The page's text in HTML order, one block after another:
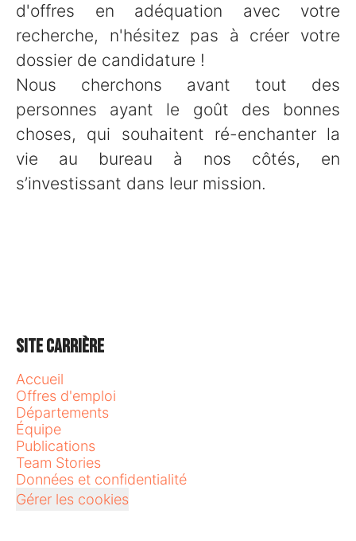
d'offres en adéquation avec votre
recherche, n'hésitez pas à créer votre
dossier de candidature !
Nous cherchons avant tout des
personnes ayant le goût des bonnes
choses, qui souhaitent ré-enchanter la
vie au bureau à nos côtés, en
s’investissant dans leur mission.
Site carrière
Accueil
Offres d'emploi
Départements
Équipe
Publications
Team Stories
Données et confidentialité
Gérer les cookies